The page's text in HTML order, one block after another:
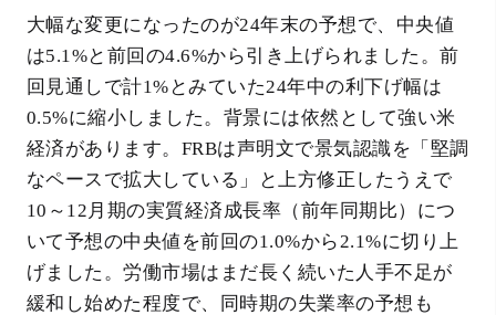
大幅な変更になったのが24年末の予想で、中央値
は5.1%と前回の4.6%から引き上げられました。前
回見通しで計1%とみていた24年中の利下げ幅は
0.5%に縮小しました。背景には依然として強い米
経済があります。FRBは声明文で景気認識を「堅調
なペースで拡大している」と上方修正したうえで
10～12月期の実質経済成長率（前年同期比）につ
いて予想の中央値を前回の1.0%から2.1%に切り上
げました。労働市場はまだ長く続いた人手不足が
緩和し始めた程度で、同時期の失業率の予想も